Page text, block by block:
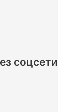
соцсети